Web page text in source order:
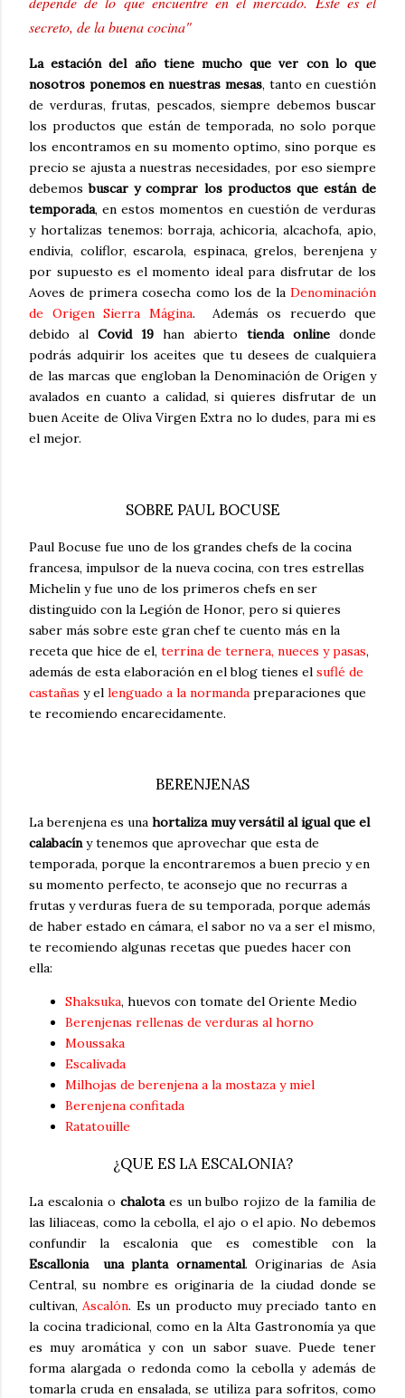
secreto, de la buena cocina"
La estación del año tiene mucho que ver con lo que
nosotros ponemos en nuestras mesas, tanto en cuestión
de verduras, frutas, pescados, siempre debemos buscar
los productos que están de temporada, no solo porque
los encontramos en su momento optimo, sino porque es
precio se ajusta a nuestras necesidades, por eso siempre
debemosbuscar y comprar los productos que están de
temporada, en estos momentos en cuestión de verduras
y hortalizas tenemos: borraja, achicoria, alcachofa, apio,
endivia, coliflor, escarola, espinaca, grelos, berenjena y
por supuesto es el momento ideal para disfrutar de los
Aoves de primera cosecha como los de la Denominación
de Origen Sierra Mágina. Además os recuerdo que
debido al Covid 19 han abierto tienda online donde
podrás adquirir los aceites que tu desees de cualquiera
de las marcas que engloban la Denominación de Origen y
avalados en cuanto a calidad, si quieres disfrutar de un
buen Aceite de Oliva Virgen Extra no lo dudes, para mi es
el mejor.
SOBRE PAUL BOCUSE
Paul Bocuse fue uno de los grandes chefs de la cocina
francesa, impulsor de la nueva cocina, con tres estrellas
Michelin y fue uno de los primeros chefs en ser
distinguido con la Legión de Honor, pero si quieres
saber más sobre este gran chef te cuento más en la
receta que hice de el, terrina de ternera, nueces y pasas,
además de esta elaboración en el blog tienes el suflé de
castañas y el lenguado a la normanda preparaciones que
te recomiendo encarecidamente.
BERENJENAS
La berenjena es una hortaliza muy versátil al igual que el
calabacíny tenemos que aprovechar que esta de
temporada, porque la encontraremos a buen precio y en
su momento perfecto, te aconsejo que no recurras a
frutas y verduras fuera de su temporada, porque además
de haber estado en cámara, el sabor no va a ser el mismo,
te recomiendo algunas recetas que puedes hacer con
ella:
Shaksuka, huevos con tomate del Oriente Medio
Berenjenas rellenas de verduras al horno
Moussaka
Escalivada
Milhojas de berenjena a la mostaza y miel
Berenjena confitada
Ratatouille
¿QUE ES LA ESCALONIA?
La escalonia o chalotaes un bulbo rojizo de la familia de
las liliaceas, como la cebolla, el ajo o el apio. No debemos
confundir la escalonia que es comestible con la
Escallonia una planta ornamental. Originarias de Asia
Central, su nombre es originaria de la ciudad donde se
cultivan, Ascalón. Es un producto muy preciado tanto en
la cocina tradicional, como en la Alta Gastronomía ya que
es muy aromática y con un sabor suave. Puede tener
forma alargada o redonda como la cebolla y además de
tomarla cruda en ensalada, se utiliza para sofritos, como